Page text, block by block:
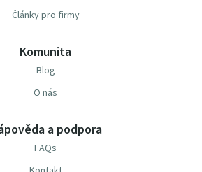
Články pro firmy
Komunita
Blog
O nás
a podpora
FAQs